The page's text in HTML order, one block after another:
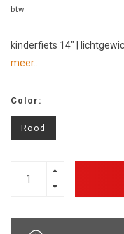
btw
kinderfiets 14" |
meer..
Color:
Rood